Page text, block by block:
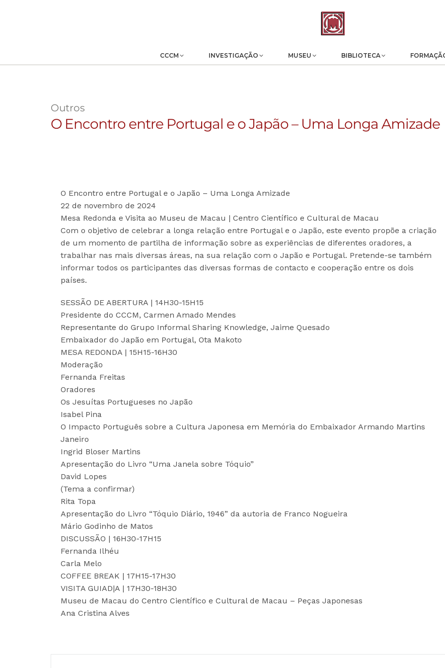
CCCM INVESTIGAÇÃO MUSEU BIBLIOTECA
Outros
O Encontro entre Portugal e o Japão – Uma Longa Amizade
O Encontro entre Portugal e o Japão – Uma Longa Amizade
22 de novembro de 2024
Mesa Redonda e Visita ao Museu de Macau | Centro Científico e Cultural de Macau
Com o objetivo de celebrar a longa relação entre Portugal e o Japão, este evento propõe a criação
de um momento de partilha de informação sobre as experiências de diferentes oradores, a
trabalhar nas mais diversas áreas, na sua relação com o Japão e Portugal. Pretende-se também
informar todos os participantes das diversas formas de contacto e cooperação entre os dois
países.
SESSÃO DE ABERTURA | 14H30-15H15
Presidente do CCCM, Carmen Amado Mendes
Representante do Grupo Informal Sharing Knowledge, Jaime Quesado
Embaixador do Japão em Portugal, Ota Makoto
MESA REDONDA | 15H15-16H30
Moderação
Fernanda Freitas
Oradores
Os Jesuítas Portugueses no Japão
Isabel Pina
O Impacto Português sobre a Cultura Japonesa em Memória do Embaixador Armando Martins
Janeiro
Ingrid Bloser Martins
Apresentação do Livro “Uma Janela sobre Tóquio”
David Lopes
(Tema a confirmar)
Rita Topa
Apresentação do Livro “Tóquio Diário, 1946” da autoria de Franco Nogueira
Mário Godinho de Matos
DISCUSSÃO | 16H30-17H15
Fernanda Ilhéu
Carla Melo
COFFEE BREAK | 17H15-17H30
VISITA GUIAD|A | 17H30-18H30
Museu de Macau do Centro Científico e Cultural de Macau – Peças Japonesas
Ana Cristina Alves